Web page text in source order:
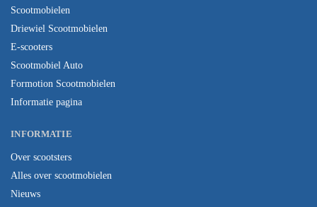
Scootmobielen
Driewiel Scootmobielen
E-scooters
Scootmobiel Auto
Formotion Scootmobielen
Informatie pagina
INFORMATIE
Over scootsters
Alles over scootmobielen
Nieuws